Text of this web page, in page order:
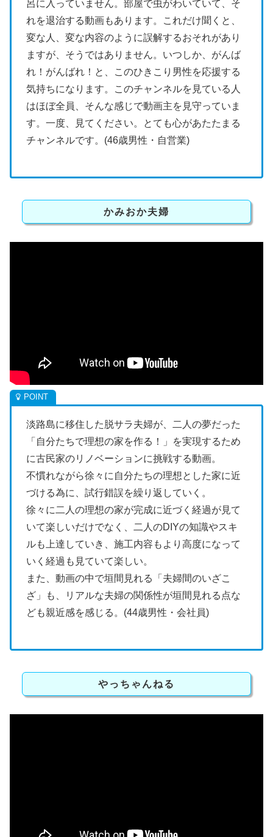
呂に入っていません。部屋で虫がわいていて、そ
れを退治する動画もあります。これだけ聞くと、
変な人、変な内容のように誤解するおそれがあり
ますが、そうではありません。いつしか、がんば
れ！がんばれ！と、このひきこり男性を応援する
気持ちになります。このチャンネルを見ている人
はほぼ全員、そんな感じで動画主を見守っていま
す。一度、見てください。とても心があたたまる
チャンネルです。(46歳男性・自営業)
かみおか夫婦
淡路島に移住した脱サラ夫婦が、二人の夢だった
「自分たちで理想の家を作る！」を実現するため
に古民家のリノベーションに挑戦する動画。
不慣れながら徐々に自分たちの理想とした家に近
づける為に、試行錯誤を繰り返していく。
徐々に二人の理想の家が完成に近づく経過が見て
いて楽しいだけでなく、二人のDIYの知識やスキ
ルも上達していき、施工内容もより高度になって
いく経過も見ていて楽しい。
また、動画の中で垣間見れる「夫婦間のいざこ
ざ」も、リアルな夫婦の関係性が垣間見れる点な
ども親近感を感じる。(44歳男性・会社員)
やっちゃんねる